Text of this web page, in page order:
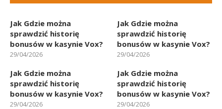
Jak Gdzie można
sprawdzić historię
bonusów w kasynie Vox?
29/04/2026
Jak Gdzie można
sprawdzić historię
bonusów w kasynie Vox?
29/04/2026
Jak Gdzie można
sprawdzić historię
bonusów w kasynie Vox?
29/04/2026
Jak Gdzie można
sprawdzić historię
bonusów w kasynie Vox?
29/04/2026